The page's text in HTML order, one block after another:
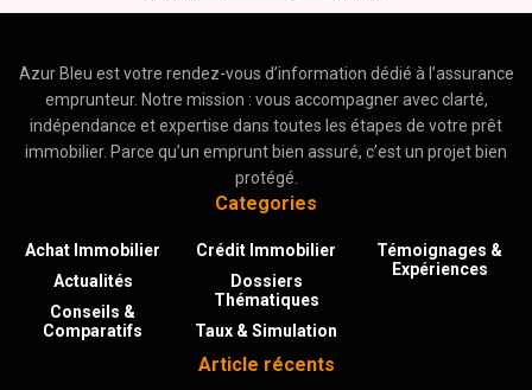
Azur Bleu est votre rendez-vous d’information dédié à l’assurance
emprunteur. Notre mission : vous accompagner avec clarté,
indépendance et expertise dans toutes les étapes de votre prêt
immobilier. Parce qu’un emprunt bien assuré, c’est un projet bien
protégé.
Categories
Achat Immobilier
Actualités
Conseils &
Comparatifs
Crédit Immobilier
Dossiers
Thématiques
Taux & Simulation
Témoignages &
Expériences
Article récents